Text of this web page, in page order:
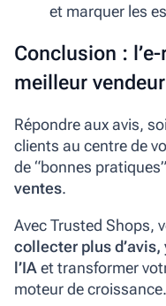
et marquer les
Conclusion :
meilleur vendeur
Répondre aux avis,
clients au centre de
de “bonnes
ventes.
Avec Trusted Shops,
collecter plus
l’IAet transformer
moteur de croissance.